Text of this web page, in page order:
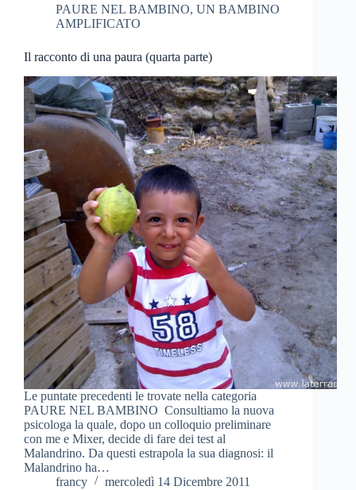
PAURE NEL BAMBINO, UN BAMBINO
AMPLIFICATO
Il racconto di una paura (quarta parte)
Le puntate precedenti le trovate nella categoria
PAURE NEL BAMBINO Consultiamo la nuova
psicologa la quale, dopo un colloquio preliminare
con me e Mixer, decide di fare dei test al
Malandrino. Da questi estrapola la sua diagnosi: il
Malandrino ha…
francy
mercoledì 14 Dicembre 2011